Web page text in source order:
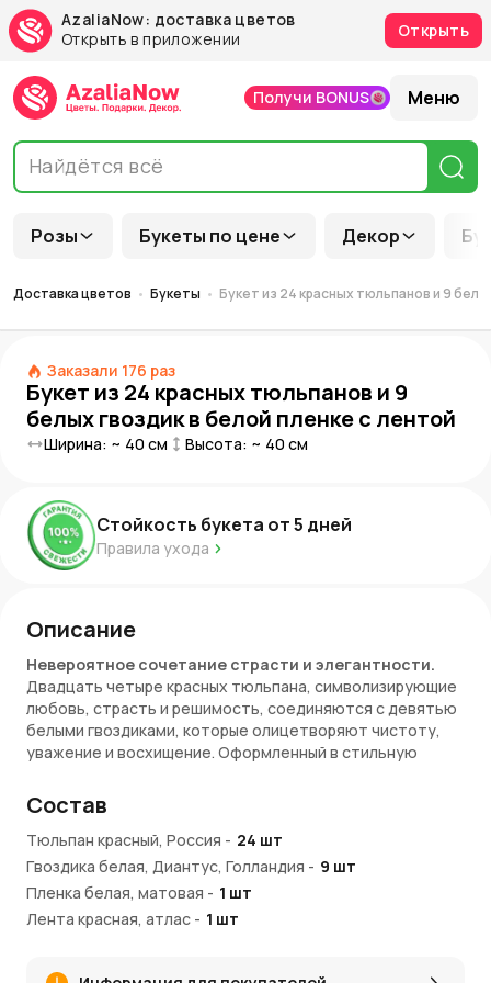
AzaliaNow: доставка цветов
Открыть в приложении
Открыть
Розы Букеты по цене Декор
Получи BONUS Меню
Доставка цветов Букеты Букет из 24 красных тюльпанов и 9
Заказали 176 раз
Букет из 24 красных тюльпанов и 9
белых гвоздик в белой пленке с лентой
Ширина: ~ 40 см Высота: ~ 40 см
Стойкость букета от5 дней
Правила ухода
Описание
Невероятное сочетание страсти и элегантности.
Двадцать четыре красных тюльпана, символизирующие
любовь, страсть и решимость, соединяются с девятью
белыми гвоздиками, которые олицетворяют чистоту,
уважение и восхищение. Оформленный в стильную
излучает яркость и утонченную элегантность.
букет из 24 красных тюльпанов и 9 белых гвоздик в
белой пленке с лентой— это значит подарить не
только красоту, но и самые искренние чувства.
Символика букета
Состав
Тюльпан красный, Россия - 24 шт
Гвоздика белая, Диантус, Голландия - 9 шт
Пленка белая, матовая - 1 шт
Лента красная, атлас - 1 шт